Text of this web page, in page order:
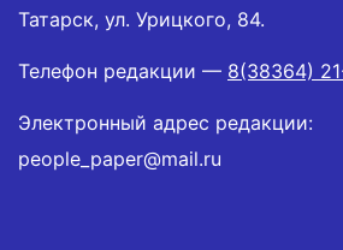
Татарск, ул. Урицкого, 84.
Телефон редакции — 8(38364)
Электронный адрес редакции:
people_paper@mail.ru